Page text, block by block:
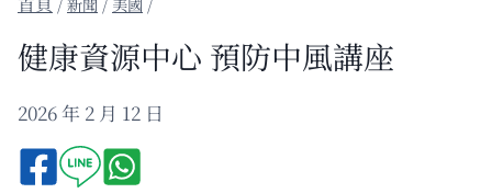
健康資源中心 預防中風講座
2026 年 2 月 12 日